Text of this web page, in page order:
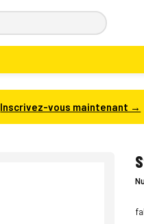
Inscrivez-vous maintenant →